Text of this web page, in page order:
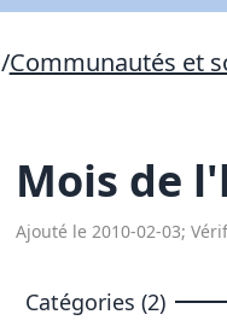
/Communautés et
Mois de
Ajouté le 2010-02-03;
Catégories (2)